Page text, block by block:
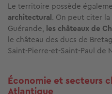
Le territoire possède
architectural. On peut citer
Guérande, les châteaux de
le château des ducs de
Saint-Pierre-et-Saint-Paul de
Économie et secteurs